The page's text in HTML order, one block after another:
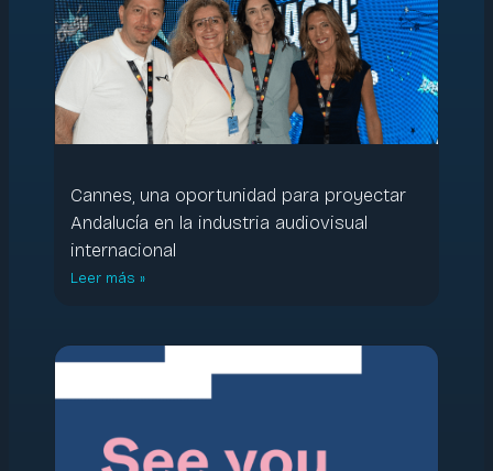
Cannes, una oportunidad para proyectar
Andalucía en la industria audiovisual
internacional
Leer más »